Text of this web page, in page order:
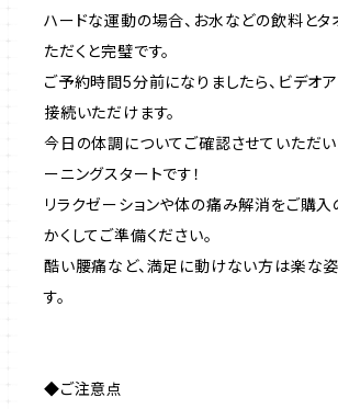
ハードな運動の場合、お水などの飲料とタ
ただくと完璧です。
ご予約時間5分前になりましたら、ビデオ
接続いただけます。
今日の体調についてご確認させていただい
ーニングスタートです！
リラクゼーションや体の痛み解消をご購入
かくしてご準備ください。
酷い腰痛など、満足に動けない方は楽な
す。
◆ご注意点